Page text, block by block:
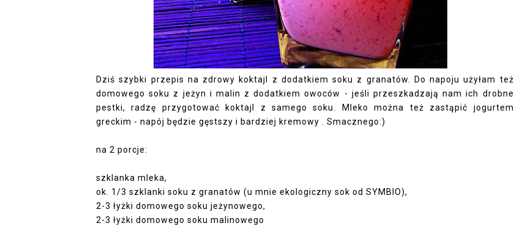
Dziś szybki przepis na zdrowy koktajl z dodatkiem soku z granatów. Do napoju użyłam też
domowego soku z jeżyn i malin z dodatkiem owoców - jeśli przeszkadzają nam ich drobne
pestki, radzę przygotować koktajl z samego soku. Mleko można też zastąpić jogurtem
greckim - napój będzie gęstszy i bardziej kremowy . Smacznego:)
na 2 porcje:
szklanka mleka,
ok. 1/3 szklanki soku z granatów (u mnie ekologiczny sok od SYMBIO),
2-3 łyżki domowego soku jeżynowego,
2-3 łyżki domowego soku malinowego